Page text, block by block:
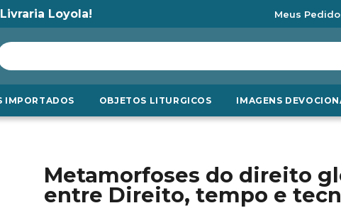
Loyola! Meus
IMPORTADOS OBJETOS LITURGICOS IMAGENS
Metamorfoses do direito
entre Direito, tempo e